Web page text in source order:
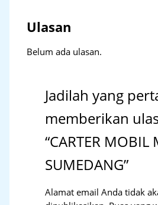
Ulasan
Belum ada ulasan.
Jadilah yang
memberikan
“CARTER MOBIL
SUMEDANG”
Alamat email Anda tidak